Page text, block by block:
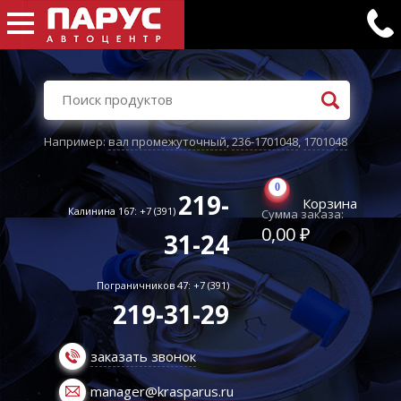
Например:вал промежуточный,236-1701048,1701048
Калинина 167: +7 (391) 219-
31-24
Пограничников 47: +7 (391)
219-31-29
заказать звонок
manager@krasparus.ru
0
Корзина
Сумма заказа:
0,00 ₽